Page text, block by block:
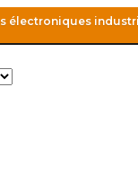
électroniques